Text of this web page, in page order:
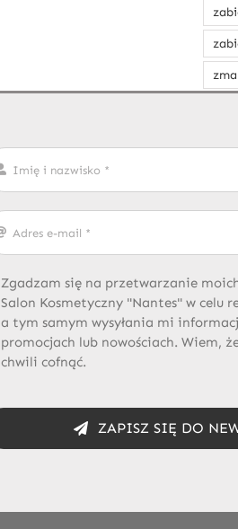
Zgadzam się na przetwarzanie
Salon Kosmetyczny "Nantes" w celu
a tym samym wysyłania mi
promocjach lub nowościach. Wiem,
chwili cofnąć.
ZAPISZ SIĘ DO